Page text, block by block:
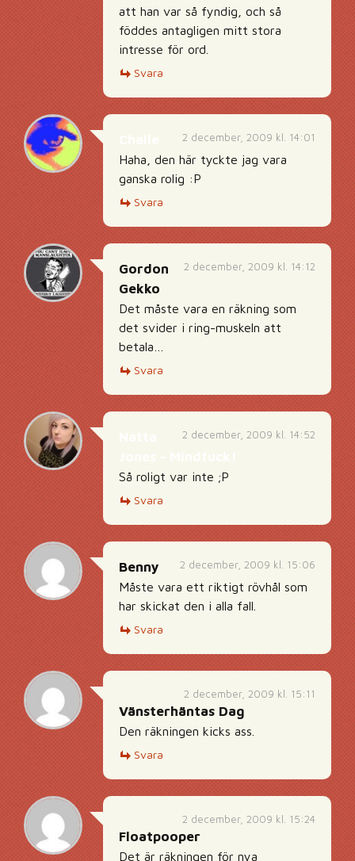
att han var så fyndig, och så
föddes antagligen mitt stora
intresse för ord.
Svara
2 december, 2009 kl. 14:01
Haha, den här tyckte jag vara
ganska rolig :P
Svara
2 december, 2009 kl. 14:12
Gordon
Gekko
Det måste vara en räkning som
det svider i ring-muskeln att
betala…
Svara
2 december, 2009 kl. 14:52
Så roligt var inte ;P
Svara
2 december, 2009 kl. 15:06
Benny
Måste vara ett riktigt rövhål som
har skickat den i alla fall.
Svara
2 december, 2009 kl. 15:11
Vänsterhäntas Dag
Den räkningen kicks ass.
Svara
2 december, 2009 kl. 15:24
Floatpooper
Det är räkningen för nya